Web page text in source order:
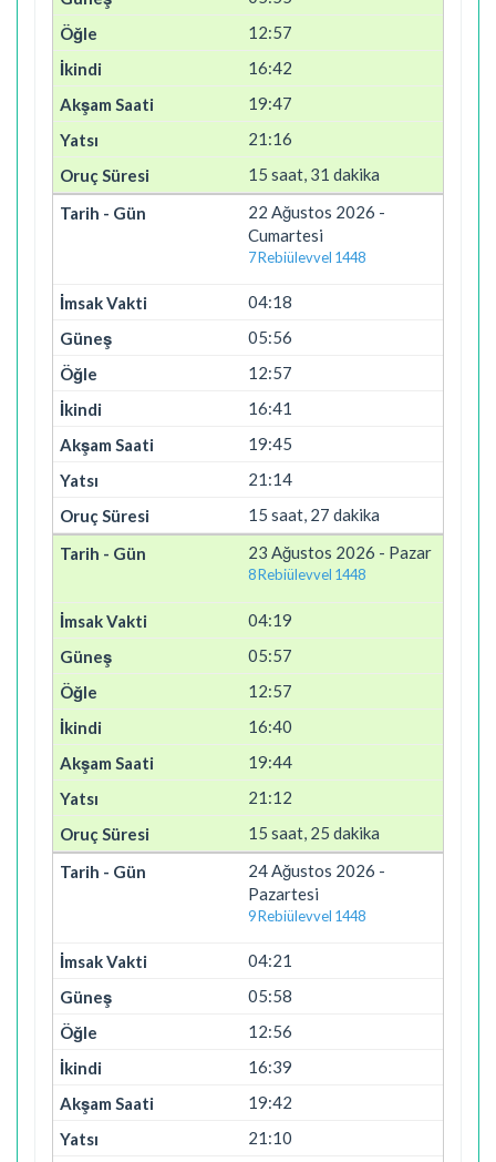
12:57
16:42
19:47
21:16
15 saat, 31 dakika
22 Ağustos 2026 -
Cumartesi
7 Rebiülevvel 1448
04:18
05:56
12:57
16:41
19:45
21:14
15 saat, 27 dakika
23 Ağustos 2026 - Pazar
8 Rebiülevvel 1448
04:19
05:57
12:57
16:40
19:44
21:12
15 saat, 25 dakika
24 Ağustos 2026 -
Pazartesi
9 Rebiülevvel 1448
04:21
05:58
12:56
16:39
19:42
21:10